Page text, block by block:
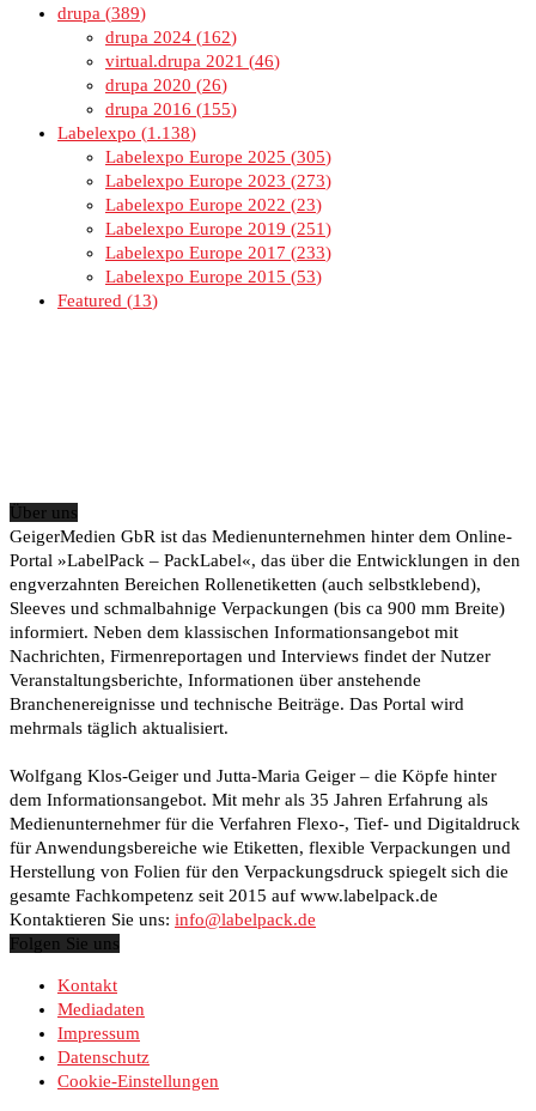
drupa
389
drupa 2024
162
virtual.drupa 2021
46
drupa 2020
26
drupa 2016
155
Labelexpo
1.138
Labelexpo Europe 2025
305
Labelexpo Europe 2023
273
Labelexpo Europe 2022
23
Labelexpo Europe 2019
251
Labelexpo Europe 2017
233
Labelexpo Europe 2015
53
Featured
13
Über uns
GeigerMedien GbR ist das Medienunternehmen hinter dem Online-
Portal »LabelPack – PackLabel«, das über die Entwicklungen in den
engverzahnten Bereichen Rollenetiketten (auch selbstklebend),
Sleeves und schmalbahnige Verpackungen (bis ca 900 mm Breite)
informiert. Neben dem klassischen Informationsangebot mit
Nachrichten, Firmenreportagen und Interviews findet der Nutzer
Veranstaltungsberichte, Informationen über anstehende
Branchenereignisse und technische Beiträge. Das Portal wird
mehrmals täglich aktualisiert.
Wolfgang Klos-Geiger und Jutta-Maria Geiger – die Köpfe hinter
dem Informationsangebot. Mit mehr als 35 Jahren Erfahrung als
Medienunternehmer für die Verfahren Flexo-, Tief- und Digitaldruck
für Anwendungsbereiche wie Etiketten, flexible Verpackungen und
Herstellung von Folien für den Verpackungsdruck spiegelt sich die
gesamte Fachkompetenz seit 2015 auf www.labelpack.de
Kontaktieren Sie uns: info@labelpack.de
Folgen Sie uns
Kontakt
Mediadaten
Impressum
Datenschutz
Cookie-Einstellungen